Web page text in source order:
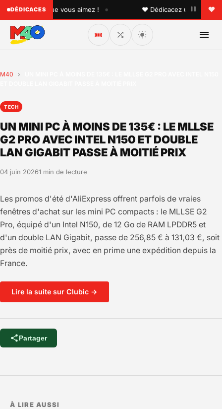
DÉDICACES
quelqu'un que vous aimez ! • ♥ Dédicacez un titre à vos
🎟️
M40 ›
TECH
UN MINI PC À MOINS DE 135€ : LE MLLSE
G2 PRO AVEC INTEL N150 ET DOUBLE
LAN GIGABIT PASSE À MOITIÉ PRIX
04 juin 20261 min de lecture
Les promos d'été d'AliExpress offrent parfois de vraies
fenêtres d'achat sur les mini PC compacts : le MLLSE G2
Pro, équipé d'un Intel N150, de 12 Go de RAM LPDDR5 et
d'un double LAN Gigabit, passe de 256,85 € à 131,03 €, soit
près de moitié prix, avec en prime une expédition depuis la
France.
Lire la suite sur Clubic →
Partager
À LIRE AUSSI